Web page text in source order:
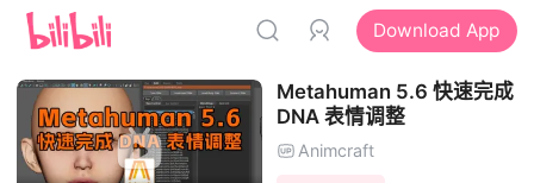
Download App
Metahuman 5.6 快速完成
DNA 表情调整
Animcraft